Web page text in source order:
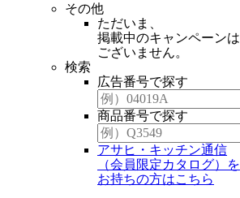
その他
ただいま、
掲載中のキャンペーンは
ございません。
検索
広告番号で探す
商品番号で探す
アサヒ・キッチン通信
（会員限定カタログ）を
お持ちの方はこちら